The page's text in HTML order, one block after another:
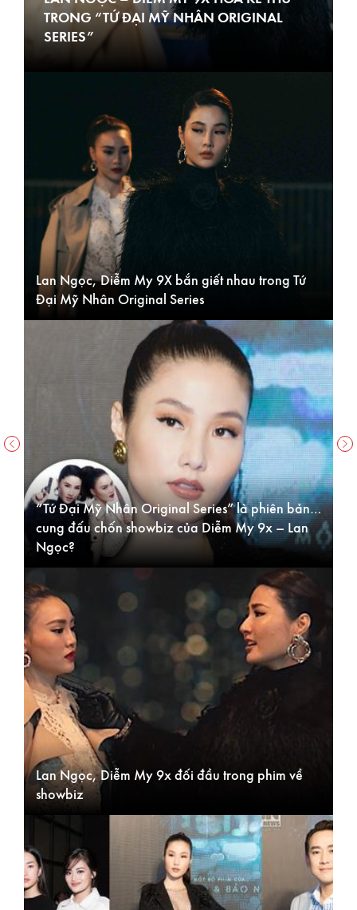
TRONG “TỨ ĐẠI MỸ NHÂN ORIGINAL
SERIES”
Lan Ngọc, Diễm My 9X bắn giết nhau trong Tứ
Đại Mỹ Nhân Original Series
“Tứ Đại Mỹ Nhân Original Series” là phiên bản…
cung đấu chốn showbiz của Diễm My 9x – Lan
Ngọc?
Lan Ngọc, Diễm My 9x đối đầu trong phim về
showbiz